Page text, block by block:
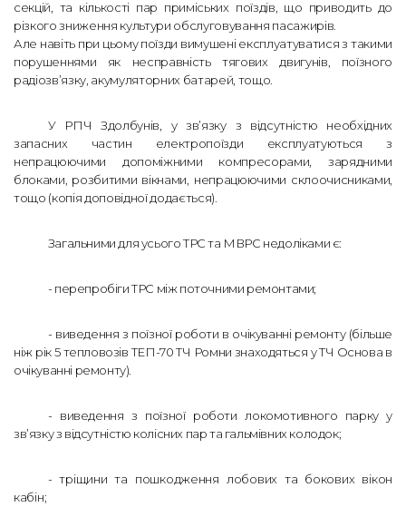
секцій, та кількості пар приміських поїздів, що приводить до
різкого зниження культури обслуговування пасажирів.
Але навіть при цьому поїзди вимушені експлуатуватися з такими
порушеннями як несправність тягових двигунів, поїзного
радіозв’язку, акумуляторних батарей, тощо.
У РПЧ Здолбунів, у зв’язку з відсутністю необхідних
запасних частин електропоїзди експлуатуються з
непрацюючими допоміжними компресорами, зарядними
блоками, розбитими вікнами, непрацюючими склоочисниками,
тощо (копія доповідної додається).
Загальними для усього ТРС та МВРС недоліками є:
- перепробіги ТРС між поточними ремонтами;
- виведення з поїзної роботи в очікуванні ремонту (більше
ніж рік 5 тепловозів ТЕП-70 ТЧ Ромни знаходяться у ТЧ Основа в
очікуванні ремонту).
- виведення з поїзної роботи локомотивного парку у
зв’язку з відсутністю колісних пар та гальмівних колодок;
- тріщини та пошкодження лобових та бокових вікон
кабін;